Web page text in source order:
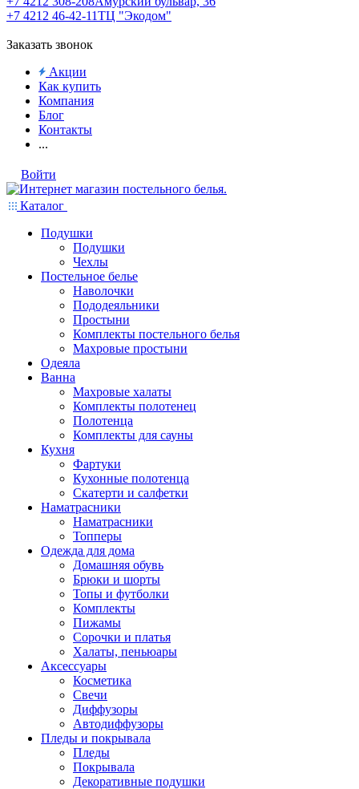
+7 4212 46-42-11ТЦ "Экодом"
Заказать звонок
Акции
Как купить
Компания
Блог
Контакты
...
Войти
Каталог
Подушки
Подушки
Чехлы
Постельное белье
Наволочки
Пододеяльники
Простыни
Комплекты постельного белья
Махровые простыни
Одеяла
Ванна
Махровые халаты
Комплекты полотенец
Полотенца
Комплекты для сауны
Кухня
Фартуки
Кухонные полотенца
Скатерти и салфетки
Наматрасники
Наматрасники
Топперы
Одежда для дома
Домашняя обувь
Брюки и шорты
Топы и футболки
Комплекты
Пижамы
Сорочки и платья
Халаты, пеньюары
Аксессуары
Косметика
Свечи
Диффузоры
Автодиффузоры
Пледы и покрывала
Пледы
Покрывала
Декоративные подушки